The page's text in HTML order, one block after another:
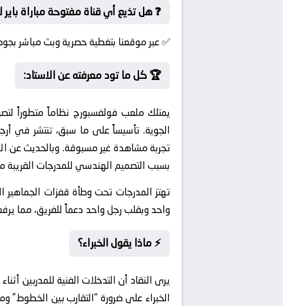
❓ هل تذيع أي قناة مفتوحة مباراة
✅ عبر موقعنا بتغطية حصرية وبث مباشر
🏆 كل ما تود معرفته عن الاستاد:
يمتلك ملعب فولفسبورج نظاماً متطوراً
تجربة مشاهدة غير مسبوقة. وبالحديث عن
بسبب التصميم الهندسي للمدرجات القريبة
تهتز المدرجات تحت وطأة قفزات
واحد وبقلب رجل واحد دعماً للفريق، مما
⚡ ماذا يقول الخبراء؟
يرى النقاد أن التدخلات الفنية للمدربين
الخبراء على ضرورة “التقارب بين